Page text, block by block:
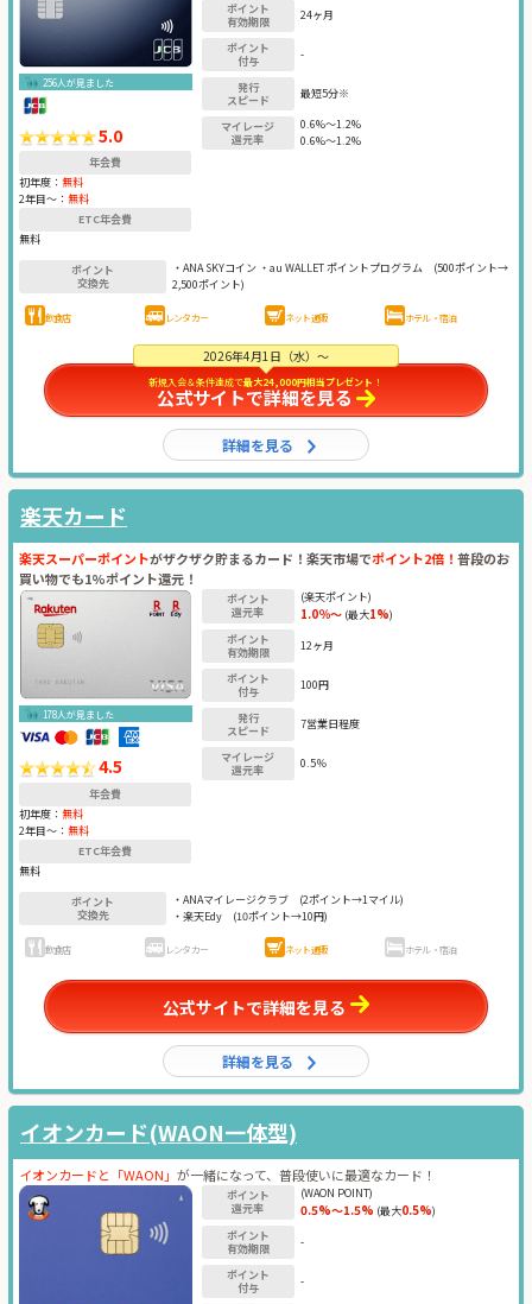
256人が見ました
5.0
年会費
初年度： 無料
2年目〜： 無料
ETC年会費
無料
ポイント
有効期限
24ヶ月
ポイント
付与
-
発行
スピード
最短5分※
マイレージ
還元率
0.6%～1.2%
0.6%～1.2%
ポイント
交換先
・ANA SKYコイン ・au WALLET ポイントプログラム (500ポイント→
2,500ポイント)
飲食店 レンタカー ネット通販 ホテル・宿泊
新規入会＆条件達成で最大24,000円相当プレゼント ！
2026年4月1日（水）～
公式サイトで詳細を見る
詳細を見る
楽天カード
楽天スーパーポイントがザクザク貯まるカード！楽天市場でポイント2倍！ 普段のお
買い物でも1%ポイント還元！
178人が見ました
4.5
年会費
初年度： 無料
2年目〜： 無料
ETC年会費
無料
ポイント
還元率
(楽天ポイント)
1.0％～(最大1%)
ポイント
有効期限
12ヶ月
ポイント
付与
100円
発行
スピード
7営業日程度
マイレージ
還元率
0.5％
ポイント
交換先
・ANAマイレージクラブ (2ポイント→1マイル)
・楽天Edy (10ポイント→10円)
飲食店 レンタカー ネット通販 ホテル・宿泊
公式サイトで詳細を見る
詳細を見る
イオンカード(WAON一体型)
イオンカードと「WAON」 が一緒になって、普段使いに最適なカード！
ポイント
還元率
(WAON POINT)
0.5%～1.5% (最大0.5%)
ポイント
有効期限
-
ポイント
付与
-